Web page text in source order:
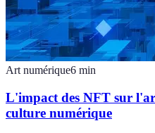
Art numérique6 min
L'impact des NFT sur
culture numérique